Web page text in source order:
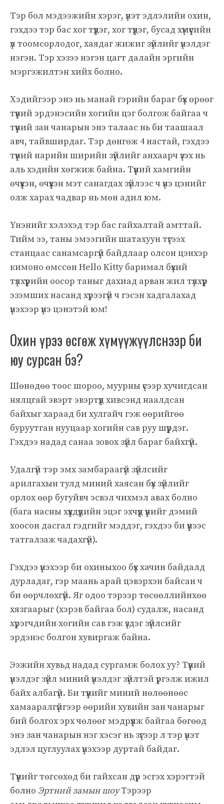
Тэр бол мэдээжийн хэрэг, үнэт эдлэлийн охин,
гэхдээ тэр бас хог түүдэг, хог түүдэг, бусад хүмүүсийн
үл тоомсорлодог, хаядаг жижиг зүйлийг үнэлдэг
нэгэн. Тэр хэзээ нэгэн цагт далайн эргийн
мэргэжилтэн хийх болно.
Хэдийгээр энэ нь манай гэрийн бараг бүх өрөөг
түүний эрдэнэсийн хогийн цэг болгож байгаа ч
түүний зан чанарын энэ талаас нь би таашаал
авч, тайвширдаг. Тэр дөнгөж 4 настай, гэхдээ
түүний нарийн ширийн зүйлийг анхаарч үзэх нь
аль хэдийн хөгжиж байна. Түүний хамгийн
өчүүхэн, өчүүхэн мэт санагдах зүйлээс ч үнэ цэнийг
олж харах чадвар нь мөн адил юм.
Үнэнийг хэлэхэд тэр бас гайхалтай амттай.
Тийм ээ, таны эмээгийн шатахуун түгээх
станцаас санамсаргүй байдлаар олсон цэнхэр
кимоно өмссөн Hello Kitty баримал бүхий
түлхүүрийн оосор таныг дахиад арван жил түлхүүр
эзэмших насанд хүрээгүй ч гэсэн хадгалахад
үнэхээр үнэ цэнэтэй юм!
Охин үрээ өсгөж хүмүүжүүлснээр би
юу сурсан бэ?
Шөнөдөө тоос шороо, муурны үсээр хучигдсан
нялцгай эвэрт эвэртүүд хивсэнд наалдсан
байхыг хараад би хулгайч гэж өөрийгөө
буруутган нууцаар хогийн сав руу шүүрдэг.
Гэхдээ надад санаа зовох зүйл бараг байхгүй.
Удалгүй тэр эмх замбараагүй зүйлсийг
арилгахын тулд миний хаясан бүх зүйлийг
орлох өөр бугуйвч эсвэл чихмэл авах болно
(бага насны хүүхдүүдийн эцэг эхчүүд үүнийг дэмий
хоосон дасгал гэдгийг мэддэг, гэхдээ би үүнээс
татгалзаж чадахгүй).
Гэхдээ үнэхээр би охиныхоо бүх хачин байдалд
дурладаг, гэр маань арай цэвэрхэн байсан ч
би өөрчлөхгүй. Яг одоо тэрээр төсөөллийнхөө
хязгаарыг (хэрэв байгаа бол) судалж, насанд
хүрэгчдийн хогийн сав гэж үздэг зүйлсийг
эрдэнэс болгон хувиргаж байна.
Ээжийн хувьд надад сургамж болох уу? Түүний
үнэлдэг зүйл миний үнэлдэг зүйлтэй үргэлж ижил
байх албагүй. Би түүнийг миний нөлөөнөөс
хамааралгүйгээр өөрийн хувийн зан чанарыг
бий болгох эрх чөлөөг мэдрүүлж байгаа бөгөөд
энэ зан чанарын нэг хэсэг нь зүгээр л тэр үнэт
эдлэл цуглуулах үнэхээр дуртай байдаг.
Түүнийг төгсөхөд би гайхсан дүр эсгэх хэрэгтэй
болно Эртний замын шоуТэрээр